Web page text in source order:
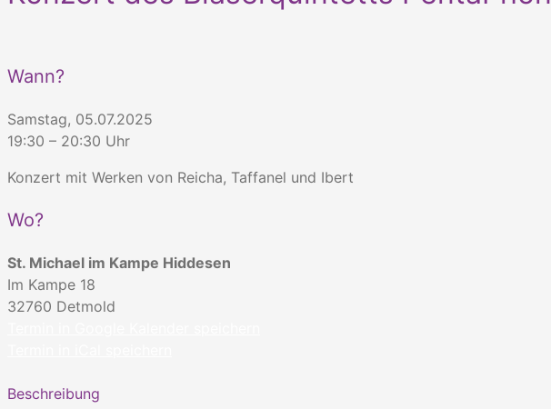
Wann?
Samstag, 05.07.2025
19:30 – 20:30 Uhr
Konzert mit Werken von Reicha, Taffanel und Ibert
Wo?
St. Michael im Kampe Hiddesen
Im Kampe 18
32760 Detmold
Beschreibung